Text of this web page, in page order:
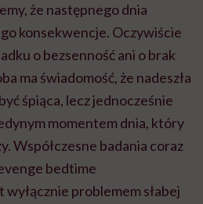
że następnego dnia
konsekwencje. Oczywiście
o bezsenność ani o brak
ma świadomość, że nadeszła
śpiąca, lecz jednocześnie
momentem dnia, który
Współczesne badania coraz
bedtime
problemem słabej